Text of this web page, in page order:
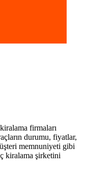
firmaları
durumu, fiyatlar,
memnuniyeti gibi
kiralama şirketini